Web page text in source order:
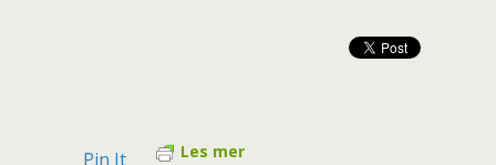
Pin It Les mer